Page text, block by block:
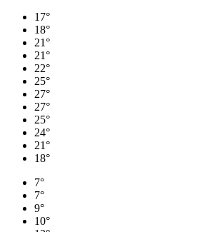
17°
18°
21°
21°
22°
25°
27°
27°
25°
24°
21°
18°
7°
7°
9°
10°